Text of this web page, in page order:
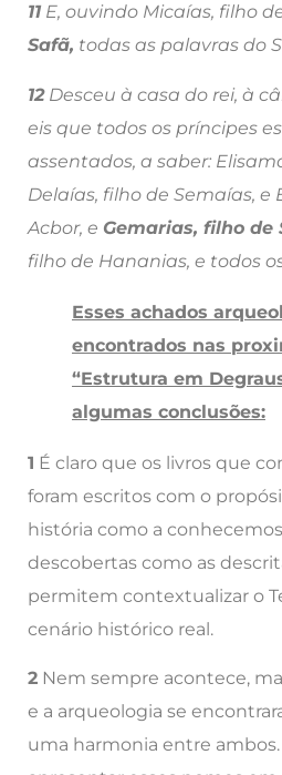
11E, ouvindo Micaías, filho
Safã, todas as palavras do
12Desceu à casa do rei, à
eis que todos os príncipes
assentados, a saber:
Delaías, filho de Semaías, e
Acbor, e Gemarias, filho de
filho de Hananias, e todos
Esses achados
encontrados nas
“Estrutura em
algumas conclusões:
1 É claro que os livros que
foram escritos com o
história como a
descobertas como as
permitem contextualizar o
cenário histórico real.
2 Nem sempre acontece,
e a arqueologia se
uma harmonia entre